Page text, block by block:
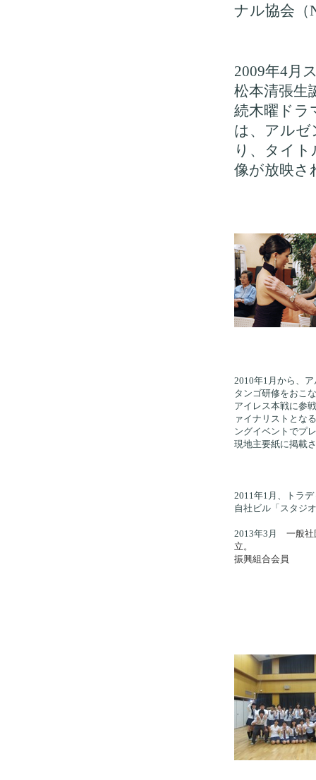
ナル協会（
2009年4月
松本清張生
続木曜ドラ
は、アル
り、タイ
像が放映さ
2010年1月から、
タンゴ研修をおこ
アイレス本戦に参
ァイナリストとな
ングイベントでプ
現地主要紙に掲載
2011年1月、トラ
自社ビル「スタジ
2013年3月 一般社
立
振興組合会員